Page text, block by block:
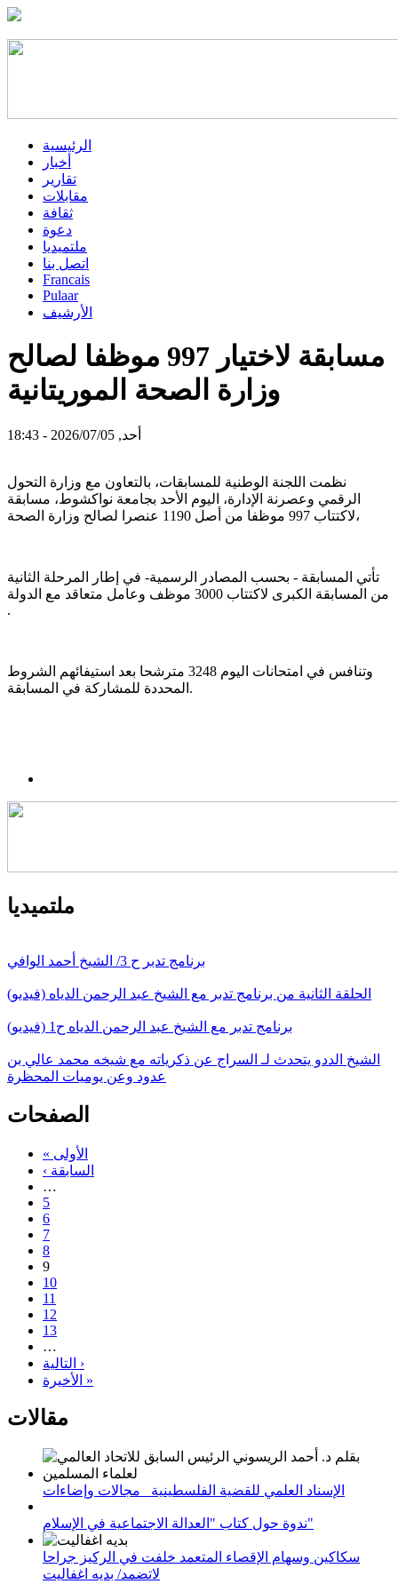
الرئيسية
أخبار
تقارير
مقابلات
ثقافة
دعوة
ملتميديا
اتصل بنا
Francais
Pulaar
الأرشيف
مسابقة لاختيار 997 موظفا لصالح
وزارة الصحة الموريتانية
أحد, 2026/07/05 - 18:43
نظمت اللجنة الوطنية للمسابقات، بالتعاون مع وزارة التحول
الرقمي وعصرنة الإدارة، اليوم الأحد بجامعة نواكشوط، مسابقة
لاكتتاب 997 موظفا من أصل 1190 عنصرا لصالح وزارة الصحة،
تأتي المسابقة - بحسب المصادر الرسمية- في إطار المرحلة الثانية
من المسابقة الكبرى لاكتتاب 3000 موظف وعامل متعاقد مع الدولة
.
وتنافس في امتحانات اليوم 3248 مترشحا بعد استيفائهم الشروط
المحددة للمشاركة في المسابقة.
ملتميديا
برنامج تدبر ح 3/ الشيخ أحمد الوافي
الحلقة الثانية من برنامج تدبر مع الشيخ عبد الرحمن الدياه (فيديو)
برنامج تدبر مع الشيخ عبد الرحمن الدياه ح1 (فيديو)
الشيخ الددو يتحدث لـ السراج عن ذكرياته مع شيخه محمد عالي بن
عدود وعن يوميات المحظرة
الصفحات
« الأولى
‹ السابقة
…
5
6
7
8
9
10
11
12
13
…
التالية ›
الأخيرة »
مقالات
الإسناد العلمي للقضية الفلسطينية_ مجالات وإضاءات
ندوة حول كتاب "العدالة الاجتماعية في الإسلام"
سكاكين وسهام الإقصاء المتعمد خلفت في الركيز جراحا
لاتضمد/ بديه اغفاليت